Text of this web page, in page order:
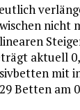
aktuell
mit
Betten am